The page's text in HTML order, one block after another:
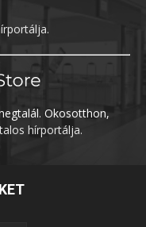
Okosotthon,
hírportálja.